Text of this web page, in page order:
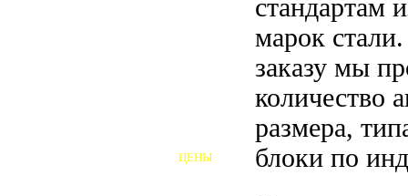
стандартам
марок
заказу мы
количество
размера,
блоки по
ЦЕНЫ